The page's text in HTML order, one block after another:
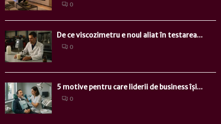
0
De ce viscozimetru e noul aliat în testarea...
0
5 motive pentru care liderii de business își...
0